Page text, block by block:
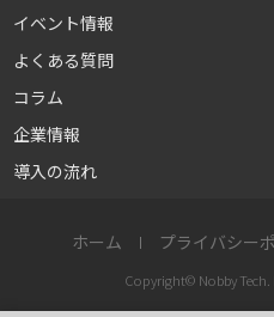
イベント情報
よくある質問
コラム
企業情報
導入の流れ
ホーム プライバシー
Copyright© Nobby Tech.